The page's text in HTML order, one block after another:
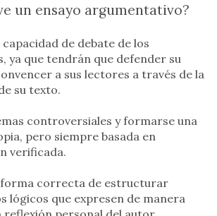
un ensayo argumentativo?
de debate de los
ya que tendrán que defender su
a sus lectores a través de la
su texto.
controversiales y formarse una
pero siempre basada en
verificada.
correcta de estructurar
lógicos que expresen de manera